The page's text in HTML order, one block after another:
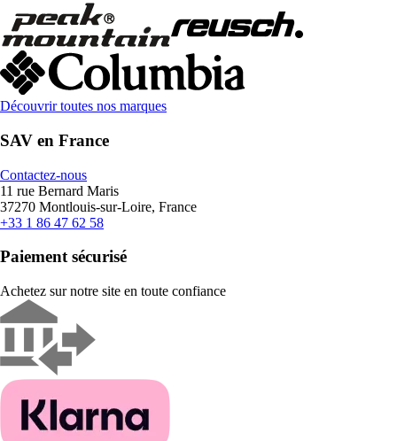
Découvrir toutes nos marques
SAV en France
Contactez-nous
11 rue Bernard Maris
37270 Montlouis-sur-Loire, France
+33 1 86 47 62 58
Paiement sécurisé
Achetez sur notre site en toute confiance